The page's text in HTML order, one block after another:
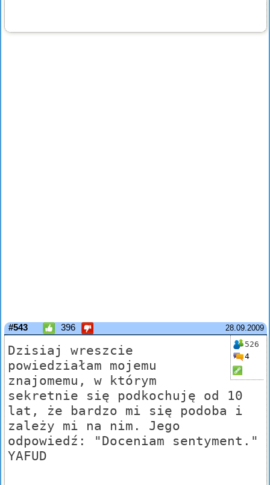
28.09.2009
#543 396
526
4
Dzisiaj wreszcie
powiedziałam mojemu
znajomemu, w którym
sekretnie się podkochuję od 10
lat, że bardzo mi się podoba i
zależy mi na nim. Jego
odpowiedź: "Doceniam sentyment."
YAFUD